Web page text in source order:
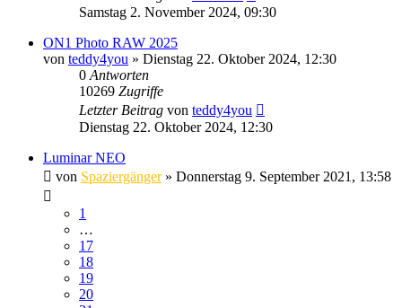
Samstag 2. November 2024, 09:30
ON1 Photo RAW 2025
von teddy4you » Dienstag 22. Oktober 2024, 12:30
0 Antworten
10269 Zugriffe
Letzter Beitrag von teddy4you
Dienstag 22. Oktober 2024, 12:30
Luminar NEO
von Spaziergänger» Donnerstag 9. September 2021, 13:58
1
…
17
18
19
20